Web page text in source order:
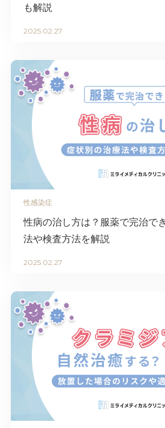
も解説
2025.02.27
性感染症
性病の治し方は？服薬で完治で
法や検査方法を解説
2025.02.27